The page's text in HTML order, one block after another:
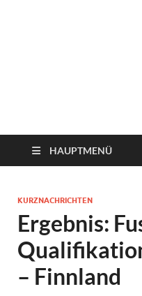
HAUPTMENÜ
KURZNACHRICHTEN
Ergebnis:
– Finnland